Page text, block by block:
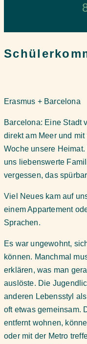
Erasmus + Barcelona
Barcelona: Eine Stadt
direkt am Meer und
Woche unsere
uns liebenswerte
vergessen, das
Viel Neues kam auf
einem Appartement
Sprachen.
Es war ungewohnt,
können. Manchmal
erklären, was man
auslöste. Die
anderen Lebensstyl
oft etwas gemeinsam.
entfernt wohnen,
oder mit der Metro